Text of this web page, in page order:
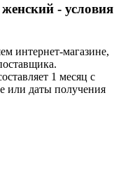
- условия
интернет-магазине,
1 месяц с
или даты получения